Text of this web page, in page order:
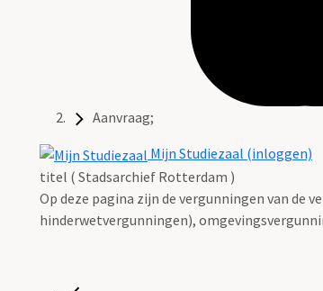
Aanvraag;
Mijn Studiezaal (inloggen)
titel ( Stadsarchief Rotterdam )
Op deze pagina zijn de vergunningen van de
hinderwetvergunningen),